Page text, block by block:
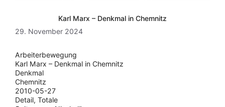
Karl Marx – Denkmal in Chemnitz
29. November 2024
Arbeiterbewegung
Karl Marx – Denkmal in Chemnitz
Denkmal
Chemnitz
2010-05-27
Detail, Totale